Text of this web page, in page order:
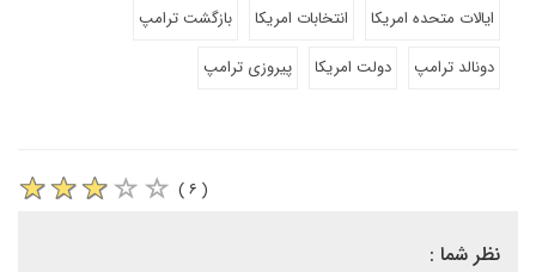
ایالات متحده امریکا
انتخابات امریکا
بازگشت ترامپ
دونالد ترامپ
دولت امریکا پیروزی ترامپ
( ۶ )
نظر شما :